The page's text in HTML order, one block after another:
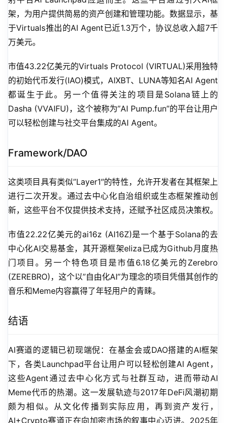
架，为用户提供简易的资产创建和管理功能。数据显示，基
于Virtuals推出的AI Agent已近1.3万个，协议总收入超7千
万美元。
市值43.22亿美元的Virtuals Protocol (VIRTUAL)采用独特
的初始代币发行(IAO)模式，AIXBT、LUNA等知名AI Agent
都诞生于此。另一个值得关注的项目是Solana链上的
Dasha (VVAIFU)，这个被称为”AI Pump.fun”的平台让用户
可以轻松创建与社交平台集成的AI Agent。
Framework/DAO
这类项目具有类似”Layer1″的特性，允许开发者在其框架上
进行二次开发。通过去中心化自治组织或生态框架推动创
新，这些平台不仅提供技术支持，还赋予社区成员决策权。
市值22.22亿美元的ai16z (AI16Z)是一个基于Solana的去
中心化AI交易基金，其开源框架eliza已成为Github月度热
门项目。另一个特色项目是市值6.18亿美元的Zerebro
(ZEREBRO)，这个以”自由化AI”为理念的项目凭借其创作的
音乐和Meme内容赢得了年轻用户的青睐。
结语
AI赛道的逻辑已初现端倪：在基金会或DAO搭建的AI框架
下，各类Launchpad平台让用户可以轻松创建AI Agent，
这些Agent通过去中心化方式与社群互动，进而带动AI
Meme代币的热潮。这一发展轨迹与2017年DeFi风潮初期
颇为相似。从文化传播到实际应用，再到资产发行，
AI+Crypto赛道正在向加密市场的叙事中心迈进。2025年